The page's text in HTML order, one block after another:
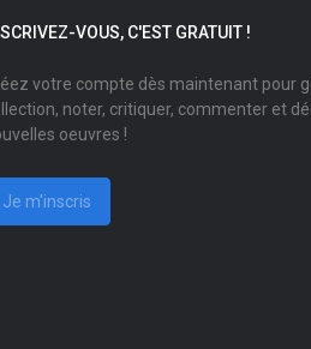
VOUS, C'EST GRATUIT !
votre compte dès maintenant pour
noter, critiquer, commenter et
oeuvres !
Je m'inscris